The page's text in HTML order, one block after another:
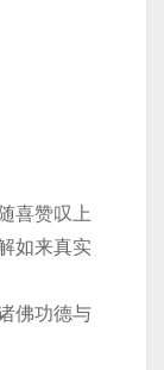
喜赞叹上
如来真实
佛功德与